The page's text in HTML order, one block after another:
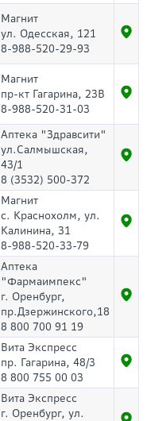
Магнит
ул. Одесская, 121
8-988-520-29-93
Магнит
пр-кт Гагарина, 23В
8-988-520-31-03
Аптека "Здравсити"
ул.Салмышская,
43/1
8 (3532) 500-372
Магнит
с. Краснохолм, ул.
Калинина, 31
8-988-520-33-79
Аптека
"Фармаимпекс"
г. Оренбург,
пр.Дзержинского,18
8 800 700 91 19
Вита Экспресс
пр. Гагарина, 48/3
8 800 755 00 03
Вита Экспресс
г. Оренбург, ул.